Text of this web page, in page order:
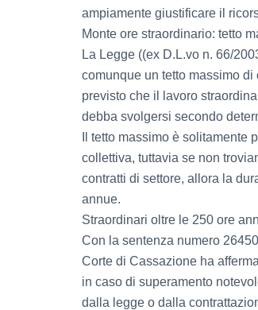
ampiamente giustificare il
Monte ore straordinario: tetto
La Legge ((ex D.L.vo n. 66/
comunque un tetto massimo
previsto che il lavoro
debba svolgersi secondo
Il tetto massimo è solitamente
collettiva, tuttavia se non
contratti di settore, allora la
annue.
Straordinari oltre le 250 ore
Con la sentenza numero
Corte di Cassazione ha
in caso di superamento
dalla legge o dalla